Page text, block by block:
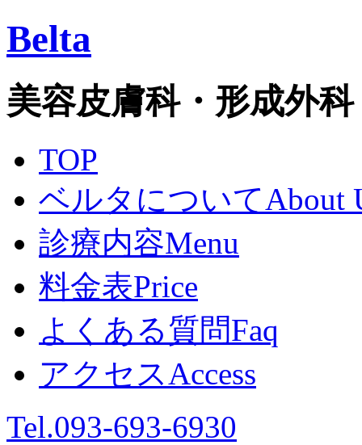
Belta
美容皮膚科・形成外科
TOP
ベルタについてAbout
診療内容Menu
料金表Price
よくある質問Faq
アクセスAccess
Tel.093-693-6930